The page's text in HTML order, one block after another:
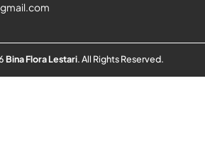
Bina Flora Lestari. All Rights Reserved.